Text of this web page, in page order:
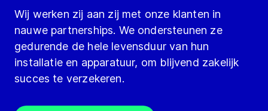
Wij werken zij aan zij met onze klanten in
nauwe partnerships. We ondersteunen ze
gedurende de hele levensduur van hun
installatie en apparatuur, om blijvend zakelijk
succes te verzekeren.